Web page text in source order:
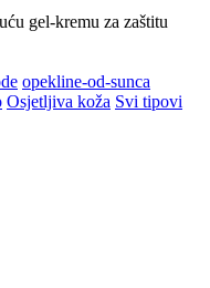
gel-kremu za zaštitu
opekline-od-sunca
Osjetljiva koža Svi tipovi